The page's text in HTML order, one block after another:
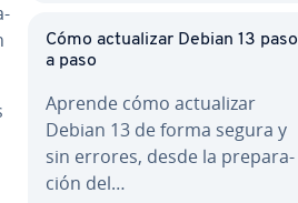
Cómo ac­tua­li­zar Debian 13 paso
a paso
Aprende cómo ac­tua­li­zar
Debian 13 de forma segura y
sin errores, desde la pre­pa­ra­
ción del…